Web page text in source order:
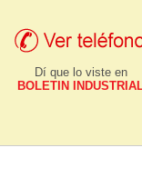
Dí que lo viste en
BOLETIN